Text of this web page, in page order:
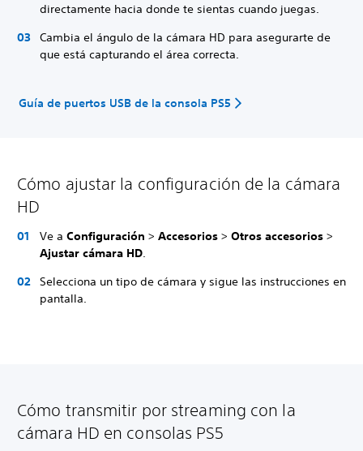
directamente hacia donde te sientas cuando juegas.
Cambia el ángulo de la cámara HD para asegurarte de
que está capturando el área correcta.
Guía de puertos USB de la consola PS5
Cómo ajustar la configuración de la cámara
HD
Ve a Configuración > Accesorios > Otros accesorios >
Ajustar cámara HD.
Selecciona un tipo de cámara y sigue las instrucciones en
pantalla.
Cómo transmitir por streaming con la
cámara HD en consolas PS5